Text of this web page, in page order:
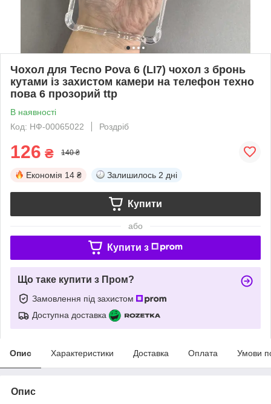
Чохол для Tecno Pova 6 (LI7) чохол з бронь
кутами із захистом камери на телефон техно
пова 6 прозорий ttp
В наявності
Код: НФ-00065022
Роздріб
126 ₴ 140 ₴
Економія 14 ₴ Залишилось 2 дні
Купити
або
Купити з
Що таке купити з Пром?
Замовлення під захистом
Доступна доставка
Опис Характеристики Доставка Оплата Умови
Опис